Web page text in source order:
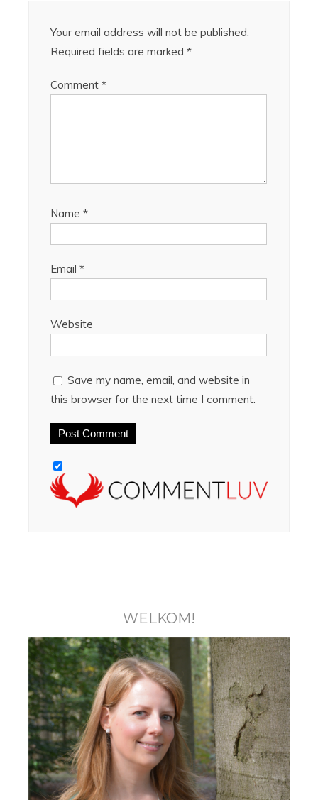
Your email address will not be published.
Required fields are marked *
Comment *
Name *
Email *
Website
Save my name, email, and website in
this browser for the next time I comment.
WELKOM!